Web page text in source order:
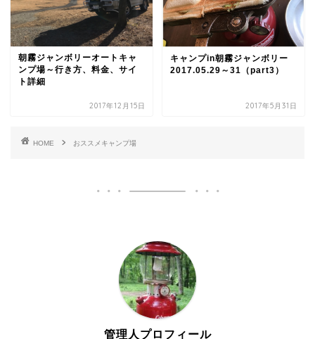
朝霧ジャンボリーオートキャ
ンプ場～行き方、料金、サイ
ト詳細
2017年12月15日
キャンプin朝霧ジャンボリー
2017.05.29～31（part3）
2017年5月31日
HOME おススメキャンプ場
管理人プロフィール